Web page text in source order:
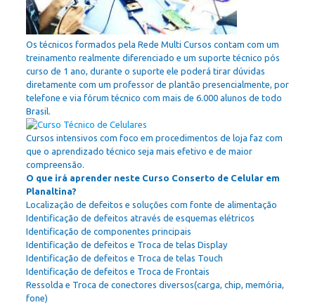
Os técnicos formados pela Rede Multi Cursos contam com um
treinamento realmente diferenciado e um suporte técnico pós
curso de 1 ano, durante o suporte ele poderá tirar dúvidas
diretamente com um professor de plantão presencialmente, por
telefone e via fórum técnico com mais de 6.000 alunos de todo
Brasil.
Cursos intensivos com foco em procedimentos de loja faz com
que o aprendizado técnico seja mais efetivo e de maior
compreensão.
O que irá aprender neste Curso Conserto de Celular em
Planaltina?
Localização de defeitos e soluções com fonte de alimentação
Identificação de defeitos através de esquemas elétricos
Identificação de componentes principais
Identificação de defeitos e Troca de telas Display
Identificação de defeitos e Troca de telas Touch
Identificação de defeitos e Troca de Frontais
Ressolda e Troca de conectores diversos(carga, chip, memória,
fone)